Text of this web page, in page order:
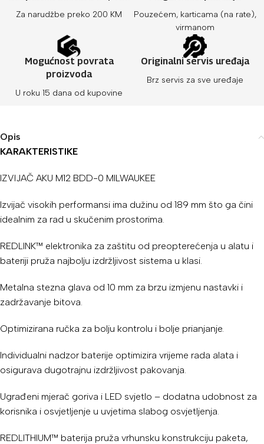
Za narudžbe preko 200 KM
Pouzećem, karticama (na rate),
virmanom
Mogućnost povrata
proizvoda
U roku 15 dana od kupovine
Originalni servis uređaja
Brz servis za sve uređaje
Opis
KARAKTERISTIKE
IZVIJAČ AKU M12 BDD-0 MILWAUKEE
Izvijač visokih performansi ima dužinu od 189 mm što ga čini
idealnim za rad u skučenim prostorima.
REDLINK™ elektronika za zaštitu od preopterećenja u alatu i
bateriji pruža najbolju izdržljivost sistema u klasi.
Metalna stezna glava od 10 mm za brzu izmjenu nastavki i
zadržavanje bitova.
Optimizirana ručka za bolju kontrolu i bolje prianjanje.
Individualni nadzor baterije optimizira vrijeme rada alata i
osigurava dugotrajnu izdržljivost pakovanja.
Ugrađeni mjerač goriva i LED svjetlo – dodatna udobnost za
korisnika i osvjetljenje u uvjetima slabog osvjetljenja.
REDLITHIUM™ baterija pruža vrhunsku konstrukciju paketa,